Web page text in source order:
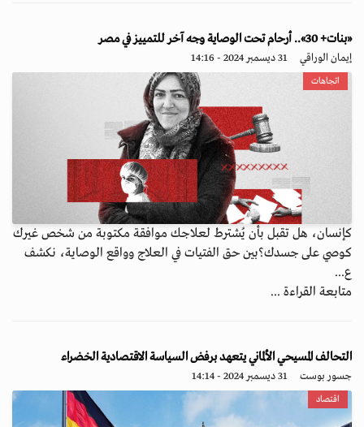
«بنات+ 30».. أرحام تحت الوصاية وجه آخر للتمييز في مصر
إيمان الوراقي 31 ديسمبر 2024 - 14:16
اتجاهات
كإنسان، هل تقبل بأن يُشترط لعلاجك موافقة مكتوبة من شخص غيرك
كوصي على جسدك؟بين حق الفتيات في العلاج وواقع الوصاية، نكشف
ع...
متابعة القراءة ...
التحالف المسيحي الألماني يتعهد برفض السياسة الاقتصادية الخضراء
جسور بوست 31 ديسمبر 2024 - 14:14
اقتصاد